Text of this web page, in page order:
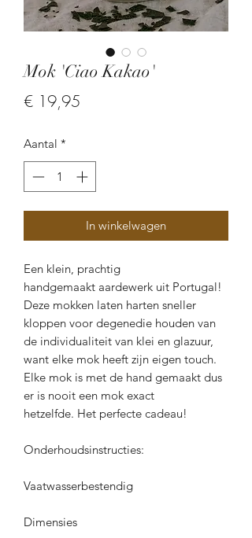
Mok 'Ciao Kakao'
€ 19,95
Aantal *
In winkelwagen
Een klein, prachtig
handgemaakt aardewerk uit Portugal!
Deze mokken laten harten sneller
kloppen voor degenedie houden van
de individualiteit van klei en glazuur,
want elke mok heeft zijn eigen touch.
Elke mok is met de hand gemaakt dus
er is nooit een mok exact
hetzelfde. Het perfecte cadeau!
Onderhoudsinstructies:
Vaatwasserbestendig
Dimensies